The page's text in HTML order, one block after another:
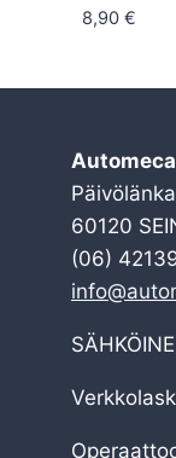
8,90 €
60120
(06)